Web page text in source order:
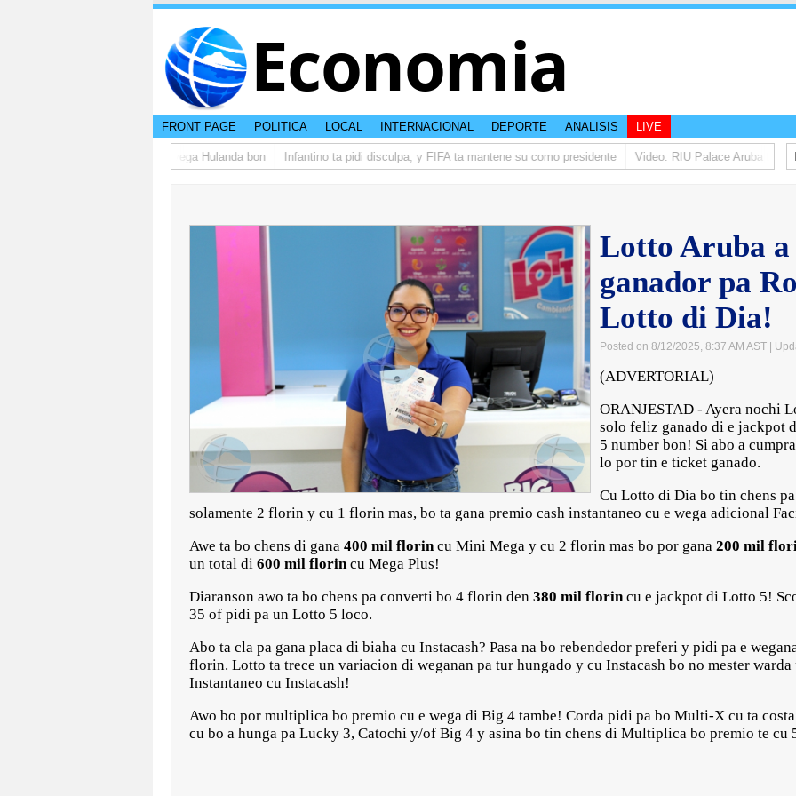
Economia
FRONT PAGE POLITICA LOCAL INTERNACIONAL DEPORTE ANALISIS LIVE
di studiantenan di Aruba a yega Hulanda bon Infantino ta pidi disculpa, y FIFA ta mantene su como presidente Video: RIU Palace Aruba ta
Lotto Aruba a
ganador pa
Lotto di Dia!
Posted on 8/12/2025, 8:37 AM AST |
(ADVERTORIAL)
ORANJESTAD - Ayera nochi
solo feliz ganado di e jackpot
5 number bon! Si abo a
lo por tin e ticket ganado.
Cu Lotto di Dia bo tin chens
solamente 2 florin y cu 1 florin mas, bo ta gana premio cash instantaneo cu e wega adicional
Awe ta bo chens di gana 400 mil florincu Mini Mega y cu 2 florin mas bo por gana 200 mil
un total di 600 mil florincu Mega Plus!
Diaranson awo ta bo chens pa converti bo 4 florin den 380 mil florincu e jackpot di Lotto 5!
35 of pidi pa un Lotto 5 loco.
Abo ta cla pa gana placa di biaha cu Instacash? Pasa na bo rebendedor preferi y pidi pa e
florin. Lotto ta trece un variacion di weganan pa tur hungado y cu Instacash bo no mester warda
Instantaneo cu Instacash!
Awo bo por multiplica bo premio cu e wega di Big 4 tambe! Corda pidi pa bo Multi-X cu ta costa
cu bo a hunga pa Lucky 3, Catochi y/of Big 4 y asina bo tin chens di Multiplica bo premio te cu